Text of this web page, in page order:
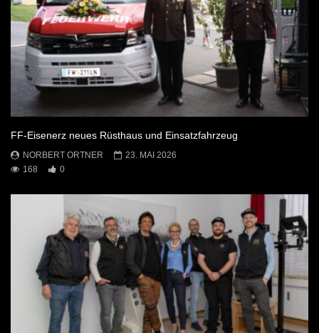
FF-Eisenerz neues Rüsthaus und Einsatzfahrzeug
NORBERT ORTNER
23. MAI 2026
168
0